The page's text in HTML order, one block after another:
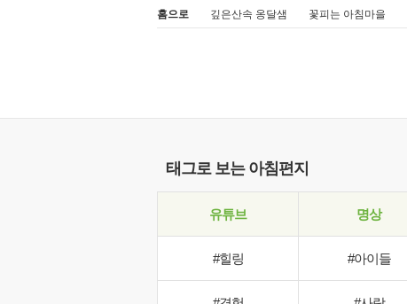
홈으로 깊은산속 옹달샘 꽃피는 아침마을
태그로 보는 아침편지
유튜브 명상
#힐링 #아이들